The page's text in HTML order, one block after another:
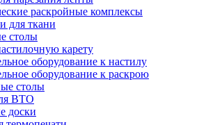
раскройные комплексы
для ткани
столы
карету
оборудование к настилу
оборудование к раскрою
столы
ВТО
доски